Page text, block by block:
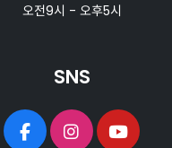
오전9시 - 오후5시
SNS